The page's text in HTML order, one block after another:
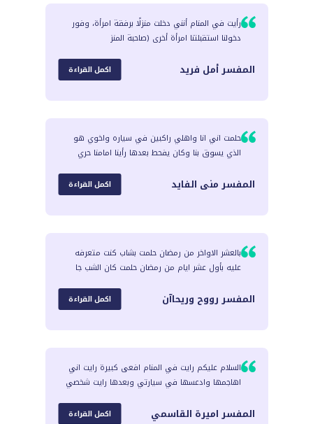
رأيت في المنام أنني دخلت منزلًا برفقة امرأة، وفور
دخولنا استقبلتنا امرأة أخرى (صاحبة المنز
المفسرأمل فريد اكمل القراءة
حلمت اني انا واهلي راكبين في سياره واخوي هو
الذي يسوق بنا وكان يفحط بعدها رأينا امامنا حري
المفسر منى الفايد اكمل القراءة
بالعشر الاواخر من رمضان حلمت بشاب كنت متعرفه
عليه بأول عشر ايام من رمضان حلمت كان الشب جا
المفسر رووح وريحاآن اكمل القراءة
السلام عليكم رايت في المنام افعى كبيرة رايت اني
اهاجمها وادعسها في سيارتي وبعدها رايت شخصي
المفسر اميرة القاسمي اكمل القراءة